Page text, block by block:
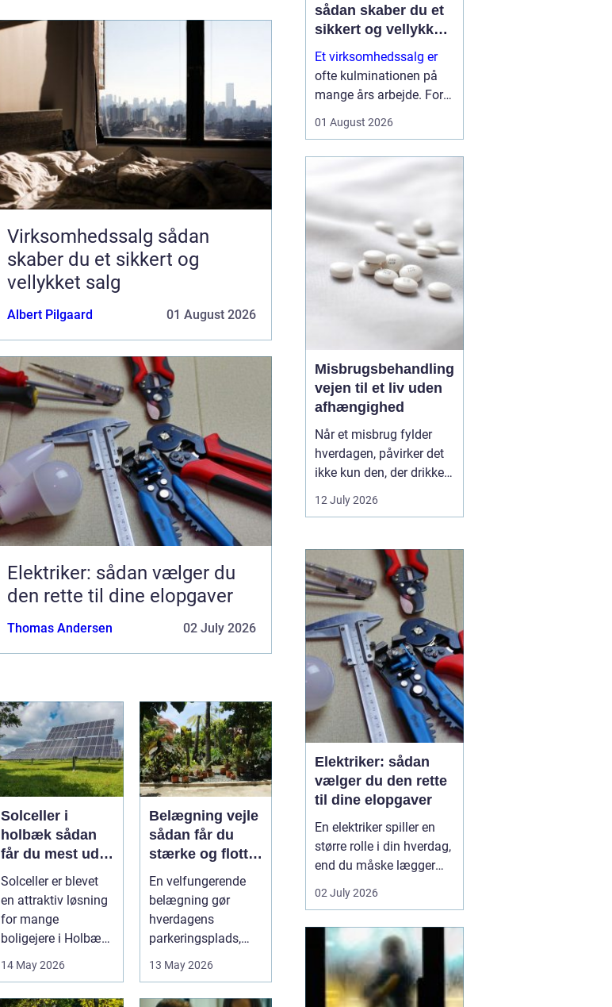
Virksomhedssalg sådan
skaber du et sikkert og
vellykket salg
Albert Pilgaard 01 August 2026
Elektriker: sådan vælger du
den rette til dine elopgaver
Thomas Andersen 02 July 2026
Solceller i
holbæk sådan
får du mest ud
af solen
Solceller er blevet
en attraktiv løsning
for mange
boligejere i Holbæk
ønsker at sæn...
14 May 2026
Belægning vejle
sådan får du
stærke og flotte
udendørs
arealer
En velfungerende
belægning gør
hverdagens
parkeringsplads,
gårdsplads både
pæn og pra...
13 May 2026
sådan skaber du et
sikkert og vellykket
salg
Et virksomhedssalg er
ofte kulminationen på
mange års arbejde. For
om at trække sig tilbage.
strategisk skridt for at
investeringer. Uanset
årsagen er...
01 August 2026
Misbrugsbehandling
vejen til et liv uden
afhængighed
Når et misbrug fylder
hverdagen, påvirker det
ikke kun den, der drikker,
tager stoffer eller
medicin. Det rammer
arbejdsliv. Mange venter
længe med at søge
hjælp, fordi skam, frygt
og usikkerhed står i
vejen. Men professionel
...
12 July 2026
Elektriker: sådan
vælger du den rette
til dine elopgaver
En elektriker spiller en
større rolle i din hverdag,
end du måske lægger
mærke til. Alt fra lys i
stuen, stikkontakter i
internetforbindelse til
sikkerhedsanlæg og
ventilation kræver
professione...
02 July 2026